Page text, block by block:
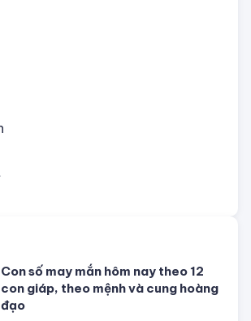
Con số may mắn hôm nay theo 12